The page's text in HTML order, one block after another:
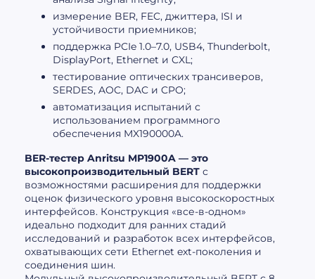
измерение BER, FEC, джиттера, ISI и
устойчивости приемников;
поддержка PCIe 1.0–7.0, USB4, Thunderbolt,
DisplayPort, Ethernet и CXL;
тестирование оптических трансиверов,
SERDES, AOC, DAC и CPO;
автоматизация испытаний с
использованием программного
обеспечения MX190000A.
BER-тестер Anritsu MP1900A — это
высокопроизводительный BERT с
возможностями расширения для поддержки
оценок физического уровня высокоскоростных
интерфейсов. Конструкция «все-в-одном»
идеально подходит для ранних стадий
исследований и разработок всех интерфейсов,
охватывающих сети Ethernet ext-поколения и
соединения шин.